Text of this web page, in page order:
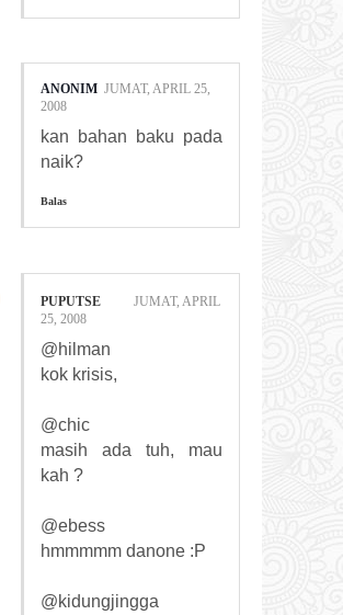
ANONIM JUMAT, APRIL 25,
2008
kan bahan baku pada
naik?
Balas
PUPUTSE
JUMAT, APRIL
25, 2008
@hilman
kok krisis,
@chic
masih ada tuh, mau
kah ?
@ebess
hmmmmm danone :P
@kidungjingga